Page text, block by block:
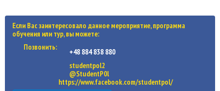
Если Вас заинтересовало данное мероприятие, программа
обучения или тур, вы можете:
Позвонить:
+48 884 838 880
studentpol2
@StudentP0l
https://www.facebook.com/studentpol/